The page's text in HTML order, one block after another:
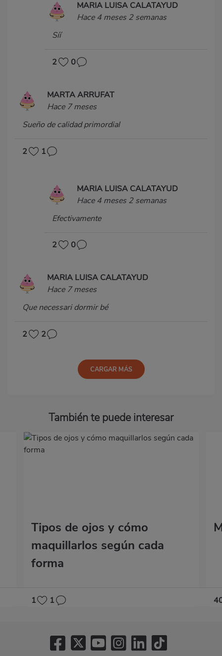
MARIA LUISA CALATAYUD
Hace 4 meses 2 semanas
Síí
2 0
MARTA ARRUFAT
Hace 7 meses
Sueño de calidad primordial
2 1
MARIA LUISA CALATAYUD
Hace 4 meses 2 semanas
Efectivamente
2 0
MARIA LUISA CALATAYUD
Hace 7 meses
Que necessari dormir bé
2 2
CARGAR MÁS
También te puede interesar
Tipos de ojos y cómo
maquillarlos según cada
forma
1 1